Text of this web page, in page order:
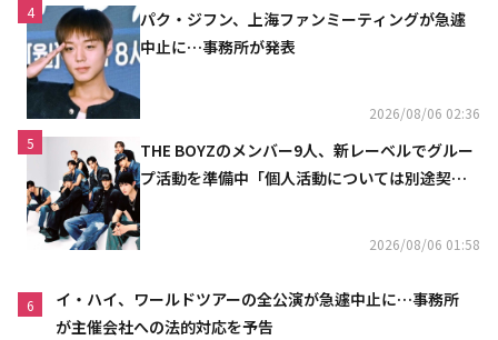
4
パク・ジフン、上海ファンミーティングが急遽
中止に…事務所が発表
2026/08/06 02:36
5
THE BOYZのメンバー9人、新レーベルでグルー
プ活動を準備中「個人活動については別途契約
2026/08/06 01:58
6
イ・ハイ、ワールドツアーの全公演が急遽中止に…事務所
が主催会社への法的対応を予告